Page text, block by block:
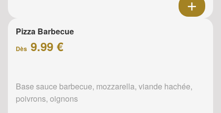
Pizza Barbecue
Dès 9.99 €
Base sauce barbecue, mozzarella, viande hachée,
poivrons, oignons